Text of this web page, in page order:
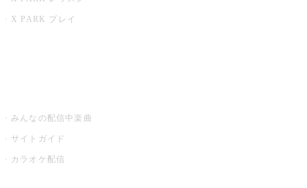
X PARK プレイ
みんなの配信中楽曲
サイトガイド
カラオケ配信